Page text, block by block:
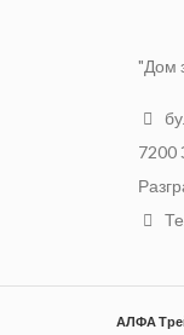
"Дом
7200
АЛФА